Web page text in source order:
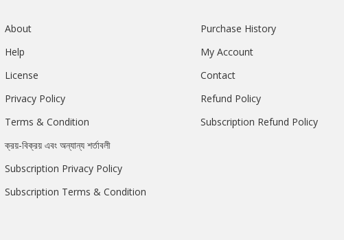
About
Help
License
Privacy Policy
Terms & Condition
ক্রয়-বিক্রয় এবং অন্যান্য শর্তাবলী
Subscription Privacy Policy
Subscription Terms & Condition
Purchase History
My Account
Contact
Refund Policy
Subscription Refund Policy